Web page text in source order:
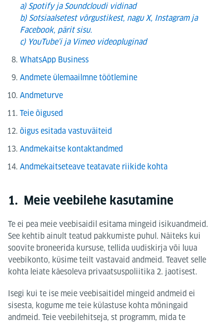
a) Spotify ja Soundcloudi vidinad
b) Sotsiaalsetest võrgustikest, nagu X, Instagram ja
Facebook, pärit sisu.
c) YouTube'i ja Vimeo videopluginad
WhatsApp Business
Andmete ülemaailmne töötlemine
Andmeturve
Teie õigused
õigus esitada vastuväiteid
Andmekaitse kontaktandmed
Andmekaitseteave teatavate riikide kohta
1. Meie veebilehe kasutamine
Te ei pea meie veebisaidil esitama mingeid isikuandmeid.
See kehtib ainult teatud pakkumiste puhul. Näiteks kui
soovite broneerida kursuse, tellida uudiskirja või luua
veebikonto, küsime teilt vastavaid andmeid. Teavet selle
kohta leiate käesoleva privaatsuspoliitika 2. jaotisest.
Isegi kui te ise meie veebisaitidel mingeid andmeid ei
sisesta, kogume me teie külastuse kohta mõningaid
andmeid. Teie veebilehitseja, st programm, mida te